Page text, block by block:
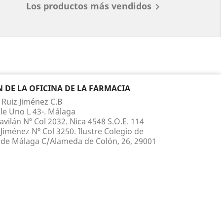
Los productos más vendidos 
LA OFICINA DE LA FARMACIA
Jiménez C.B
Uno L 43-. Málaga
Nº Col 2032. Nica 4548 S.O.E. 114
Nº Col 3250. Ilustre Colegio de
Málaga C/Alameda de Colón, 26, 29001